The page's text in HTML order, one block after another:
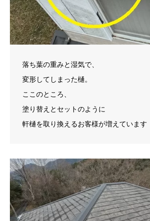
落ち葉の重みと湿気で、
変形してしまった樋。
ここのところ、
塗り替えとセットのように
軒樋を取り換えるお客様が増えています